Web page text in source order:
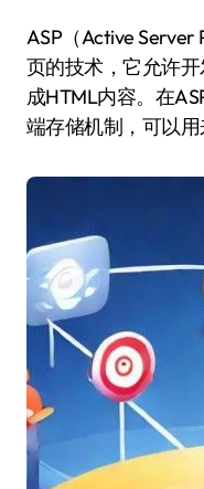
ASP（Active Server Pages）是一种用于创建动态网
页的技术，它允许
成HTML内容。在
端存储机制，可以用